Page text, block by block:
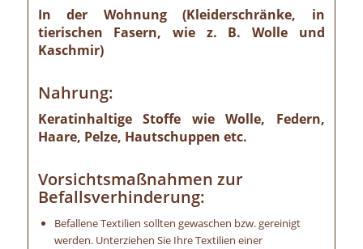
In der Wohnung (Kleiderschränke, in
tierischen Fasern, wie z. B. Wolle und
Kaschmir)
Nahrung:
Keratinhaltige Stoffe wie Wolle, Federn,
Haare, Pelze, Hautschuppen etc.
Vorsichtsmaßnahmen zur
Befallsverhinderung:
Befallene Textilien sollten gewaschen bzw. gereinigt
werden. Unterziehen Sie Ihre Textilien einer